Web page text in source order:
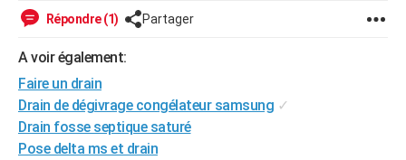
Alimentation
Guide de la santé
Maladies
Médicaments
Sommeil
Destinations
City break
Voyage nature
Voyage de noces
Forum
Climat
+
GUIDES D'ACHAT
BONS PLANS
Répondre (1) Partager
A voir également:
Faire un drain
Drain de dégivrage congélateur samsung ✓
Drain fosse septique saturé
Pose delta ms et drain